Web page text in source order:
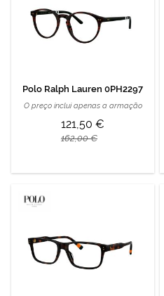
Polo Ralph Lauren 0PH2297
O preço inclui apenas a armação
121,50 €
162,00 €